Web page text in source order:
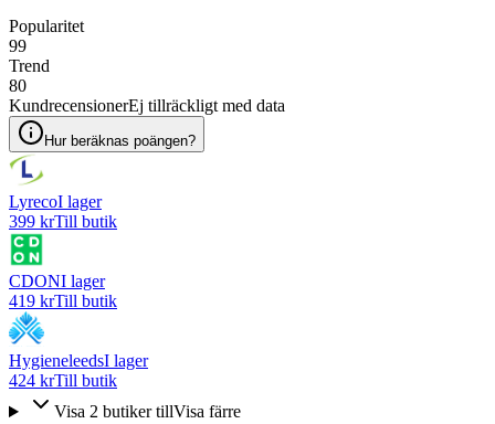
Popularitet
99
Trend
80
KundrecensionerEj tillräckligt med data
Hur beräknas poängen?
LyrecoI lager
399 krTill butik
CDONI lager
419 krTill butik
HygieneleedsI lager
424 krTill butik
Visa 2 butiker tillVisa färre